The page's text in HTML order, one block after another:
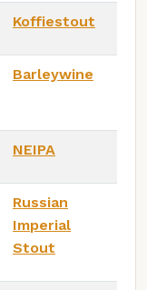
Koffiestout
Barleywine
NEIPA
Russian
Imperial
Stout